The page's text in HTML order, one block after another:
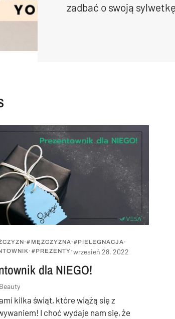
zadbać o swoją
#MĘŻCZYZNA #PIELEGNACJA
#PREZENTY wrzesień 28, 2022
dla NIEGO!
kilka świąt, które wiążą się z
I choć wydaje nam się, że